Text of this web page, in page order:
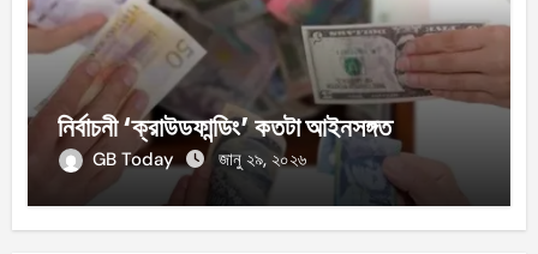
নির্বাচনী ‘ক্রাউডফান্ডিং’ কতটা আইনসঙ্গত
GB Today জানু ২৯, ২০২৬